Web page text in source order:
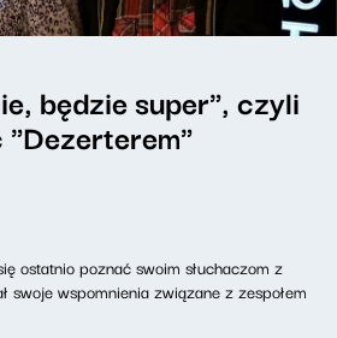
będzie super", czyli
ostatnio poznać swoim słuchaczom z
swoje wspomnienia związane z zespołem